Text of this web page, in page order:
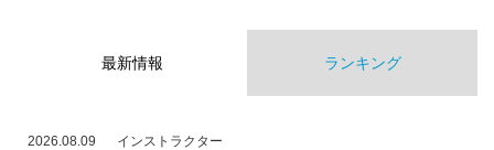
最新情報 ランキング
2026.08.09 インストラクター